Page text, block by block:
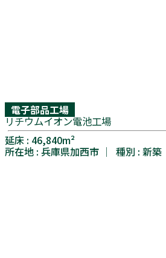
電⼦部品⼯場
リチウムイオン電池工場
延床 : 46,840m²
所在地 : 兵庫県加西市 │ 種別 : 新築